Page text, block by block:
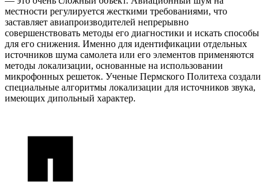
местности регулируется жесткими требованиями, что
заставляет авиапроизводителей непрерывно
совершенствовать методы его диагностики и искать способы
для его снижения. Именно для идентификации отдельных
источников шума самолета или его элементов применяются
методы локализации, основанные на использовании
микрофонных решеток. Ученые Пермского Политеха создали
специальные алгоритмы локализации для источников звука,
имеющих дипольный характер.